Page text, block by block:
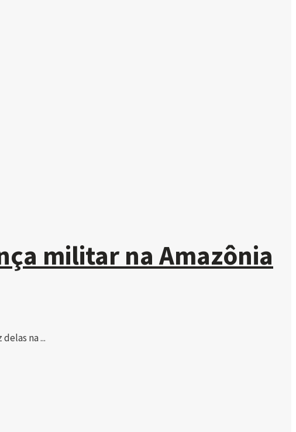
militar na Amazônia
na ...